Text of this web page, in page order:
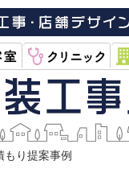
もり提案事例